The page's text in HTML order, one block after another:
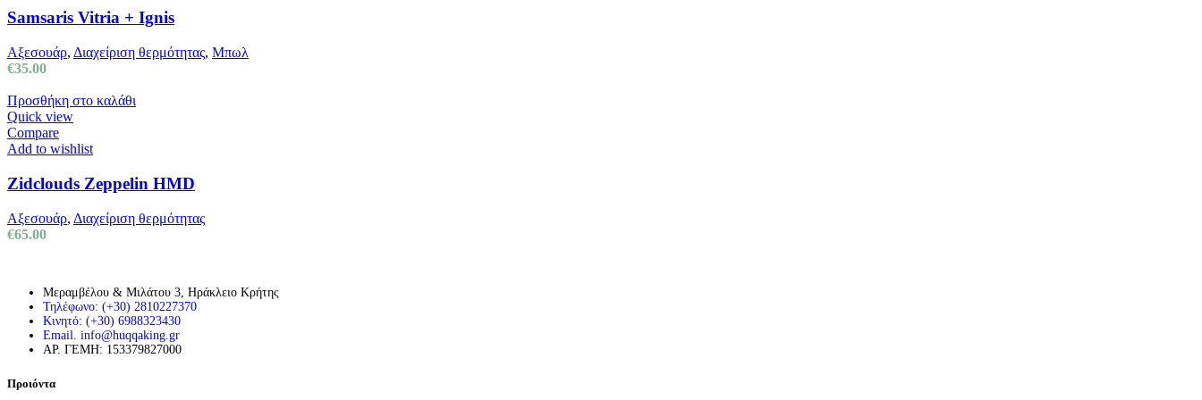
Samsaris Vitria + Ignis
Αξεσουάρ, Διαχείριση θερμότητας, Μπωλ
€35.00
Προσθήκη στο καλάθι
Quick view
Compare
Add to wishlist
Zidclouds Zeppelin HMD
Αξεσουάρ, Διαχείριση θερμότητας
€65.00
Μεραμβέλου & Μιλάτου 3, Ηράκλειο Κρήτης
Τηλέφωνο: (+30) 2810227370
Κινητό: (+30) 6988323430
Email. info@huqqaking.gr
ΑΡ. ΓΕΜΗ: 153379827000
Προιόντα